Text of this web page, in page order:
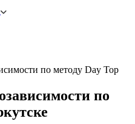
по методу Day Top
по